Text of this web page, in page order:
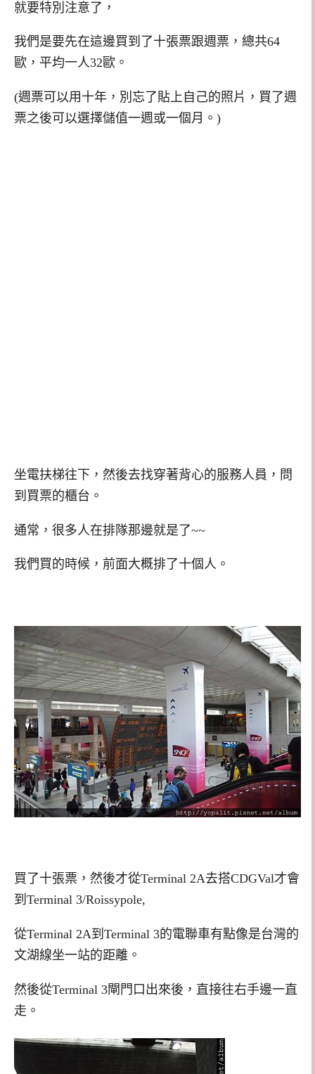
就要特別注意了，
我們是要先在這邊買到了十張票跟週票，總共64
歐，平均一人32歐。
(週票可以用十年，別忘了貼上自己的照片，買了週
票之後可以選擇儲值一週或一個月。)
坐電扶梯往下，然後去找穿著背心的服務人員，問
到買票的櫃台。
通常，很多人在排隊那邊就是了~~
我們買的時候，前面大概排了十個人。
買了十張票，然後才從Terminal 2A去搭CDGVal才會
到Terminal 3/Roissypole,
從Terminal 2A到Terminal 3的電聯車有點像是台灣的
文湖線坐一站的距離。
然後從Terminal 3閘門口出來後，直接往右手邊一直
走。